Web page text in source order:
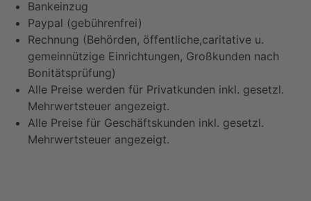
Bankeinzug
Paypal (gebührenfrei)
Rechnung (Behörden, öffentliche,caritative u.
gemeinnützige Einrichtungen, Großkunden nach
Bonitätsprüfung)
Alle Preise werden für Privatkunden inkl. gesetzl.
Mehrwertsteuer angezeigt.
Alle Preise für Geschäftskunden inkl. gesetzl.
Mehrwertsteuer angezeigt.